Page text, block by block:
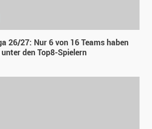
26/27: Nur 6 von 16 Teams haben
den Top8-Spielern